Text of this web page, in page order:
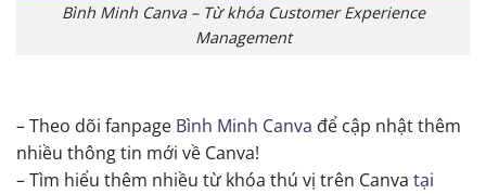
Bình Minh Canva – Từ khóa Customer Experience
Management
– Theo dõi fanpage Bình Minh Canva để cập nhật thêm
nhiều thông tin mới về Canva!
– Tìm hiểu thêm nhiều từ khóa thú vị trên Canva tại